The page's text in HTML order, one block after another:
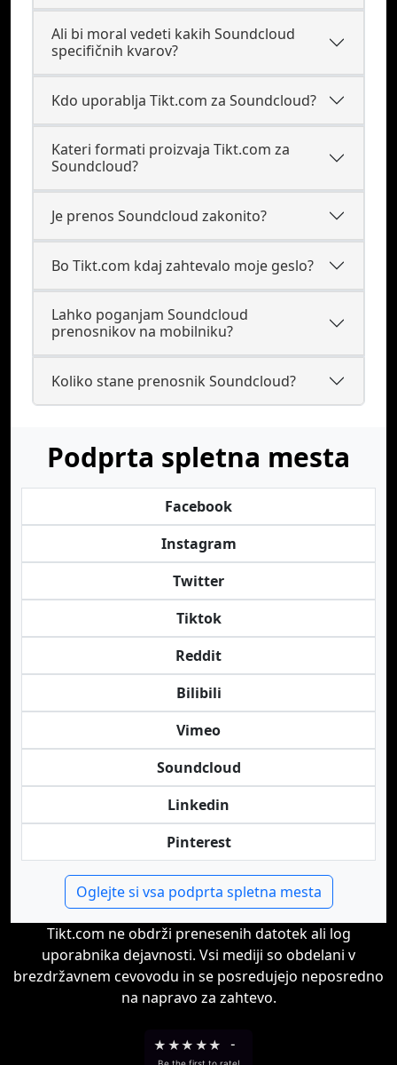
Ali bi moral vedeti kakih Soundcloud
specifičnih kvarov?
Kdo uporablja Tikt.com za Soundcloud?
Kateri formati proizvaja Tikt.com za
Soundcloud?
Je prenos Soundcloud zakonito?
Bo Tikt.com kdaj zahtevalo moje geslo?
Lahko poganjam Soundcloud
prenosnikov na mobilniku?
Koliko stane prenosnik Soundcloud?
Podprta spletna mesta
Facebook
Instagram
Twitter
Tiktok
Reddit
Bilibili
Vimeo
Soundcloud
Linkedin
Pinterest
Oglejte si vsa podprta spletna mesta
Tikt.com ne obdrži prenesenih datotek ali log
uporabnika dejavnosti. Vsi mediji so obdelani v
brezdržavnem cevovodu in se posredujejo neposredno
na napravo za zahtevo.
★ ★★ ★★ -